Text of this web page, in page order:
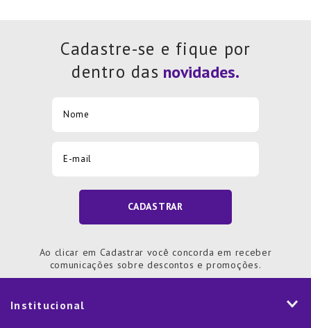
Cadastre-se e fique por
dentro das
CADASTRAR
Ao clicar em Cadastrar você concorda em receber
comunicações sobre descontos e promoções.
Institucional